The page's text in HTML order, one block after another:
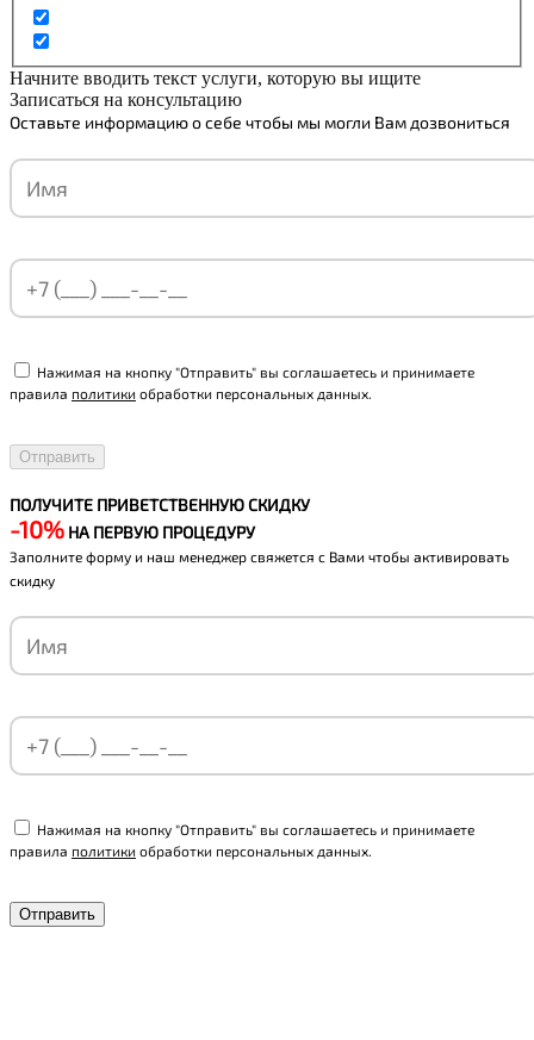
Начните вводить текст услуги, которую вы ищите
Записаться на консультацию
Оставьте информацию о себе чтобы мы могли Вам дозвониться
Нажимая на кнопку "Отправить" вы соглашаетесь и принимаете
правила политики обработки персональных данных.
ПОЛУЧИТЕ ПРИВЕТСТВЕННУЮ СКИДКУ
-10% НА ПЕРВУЮ ПРОЦЕДУРУ
Заполните форму и наш менеджер свяжется с Вами чтобы активировать
скидку
Нажимая на кнопку "Отправить" вы соглашаетесь и принимаете
правила политики обработки персональных данных.